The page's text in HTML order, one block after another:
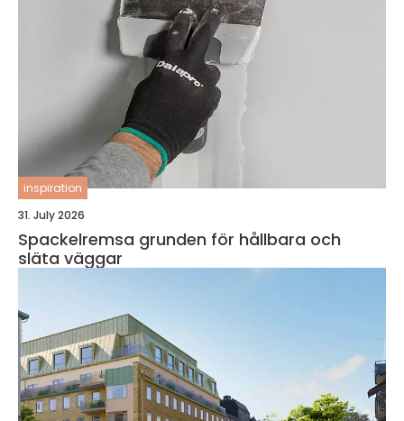
inspiration
31. July 2026
Spackelremsa grunden för hållbara och
släta väggar